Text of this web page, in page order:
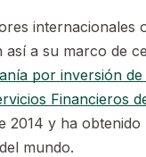
internacionales
así a su marco de
por inversión
Financieros
2014 y ha
mundo.